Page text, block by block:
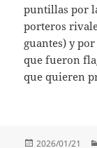
puntillas por
porteros
guantes) y
que fueron
que quieren
Publicado
2026/01/21